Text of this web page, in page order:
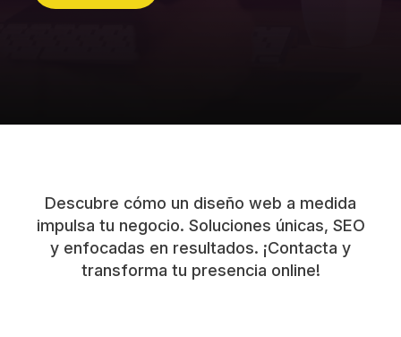
Descubre cómo un diseño web a medida
impulsa tu negocio. Soluciones únicas, SEO
y enfocadas en resultados. ¡Contacta y
transforma tu presencia online!